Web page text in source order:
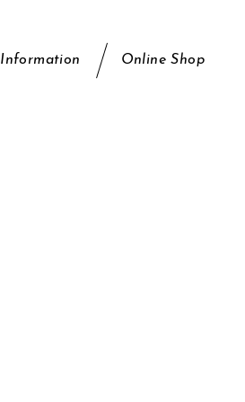
Information Online Shop